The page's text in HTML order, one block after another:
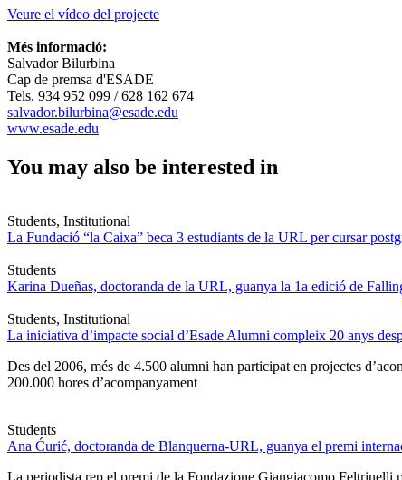
Veure el vídeo del projecte
Més informació:
Salvador Bilurbina
Cap de premsa d'ESADE
Tels. 934 952 099 / 628 162 674
salvador.bilurbina@esade.edu
www.esade.edu
You may also be interested in
Students, Institutional
La Fundació “la Caixa” beca 3 estudiants de la URL per cursar
Students
Karina Dueñas, doctoranda de la URL, guanya la 1a edició de
Students, Institutional
La iniciativa d’impacte social d’Esade Alumni compleix 20 anys
Des del 2006, més de 4.500 alumni han participat en projectes
200.000 hores d’acompanyament
Students
Ana Ćurić, doctoranda de Blanquerna-URL, guanya el premi